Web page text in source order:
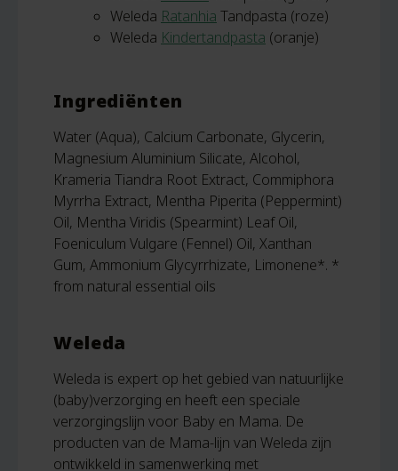
Weleda Ratanhia Tandpasta (roze)
Weleda Kindertandpasta (oranje)
Ingrediënten
Water (Aqua), Calcium Carbonate, Glycerin,
Magnesium Aluminium Silicate, Alcohol,
Krameria Tiandra Root Extract, Commiphora
Myrrha Extract, Mentha Piperita (Peppermint)
Oil, Mentha Viridis (Spearmint) Leaf Oil,
Foeniculum Vulgare (Fennel) Oil, Xanthan
Gum, Ammonium Glycyrrhizate, Limonene*. *
from natural essential oils
Weleda
Weleda is expert op het gebied van natuurlijke
(baby)verzorging en heeft een speciale
verzorgingslijn voor Baby en Mama. De
producten van de Mama-lijn van Weleda zijn
ontwikkeld in samenwerking met